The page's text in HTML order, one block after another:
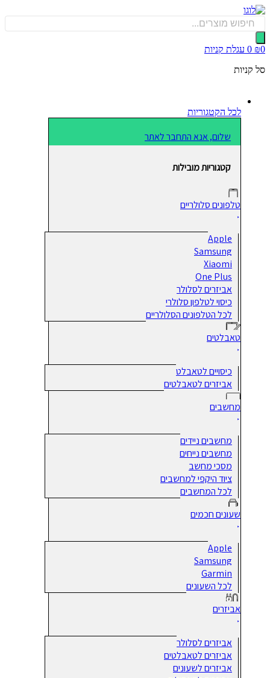
0 עגלת קניות
לכל הקטגוריות
שלום, אנא התחבר לאתר
קטגוריות מובילות
טלפונים סלולריים
Apple
Samsung
Xiaomi
One Plus
אביזרים לסלולר
כיסוי לטלפון סלולרי
לכל הטלפונים הסלולריים
טאבלטים
כיסויים לטאבלט
אביזרים לטאבלטים
מחשבים
מחשבים ניידים
מחשבים נייחים
מסכי מחשב
ציוד היקפי למחשבים
לכל המחשבים
שעונים חכמים
Apple
Samsung
Garmin
לכל השעונים
אביזרים
אביזרים לסלולר
אביזרים לטאבלטים
אביזרים לשעונים